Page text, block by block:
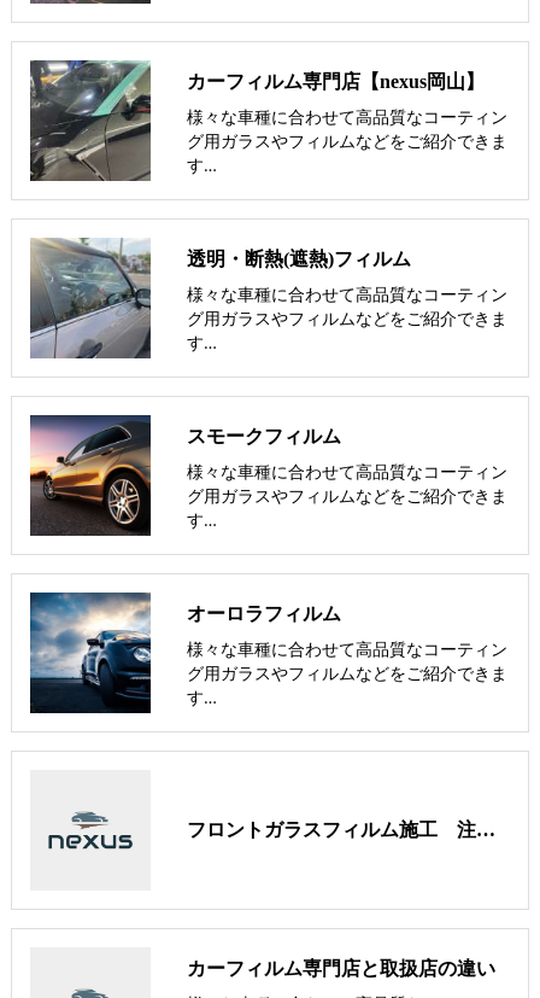
カーフィルム専門店【nexus岡山】
様々な車種に合わせて高品質なコーティン
グ用ガラスやフィルムなどをご紹介できま
す…
透明・断熱(遮熱)フィルム
様々な車種に合わせて高品質なコーティン
グ用ガラスやフィルムなどをご紹介できま
す…
スモークフィルム
様々な車種に合わせて高品質なコーティン
グ用ガラスやフィルムなどをご紹介できま
す…
オーロラフィルム
様々な車種に合わせて高品質なコーティン
グ用ガラスやフィルムなどをご紹介できま
す…
フロントガラスフィルム施工 注意事項/免責事項/PT500による透過率測定
カーフィルム専門店と取扱店の違い